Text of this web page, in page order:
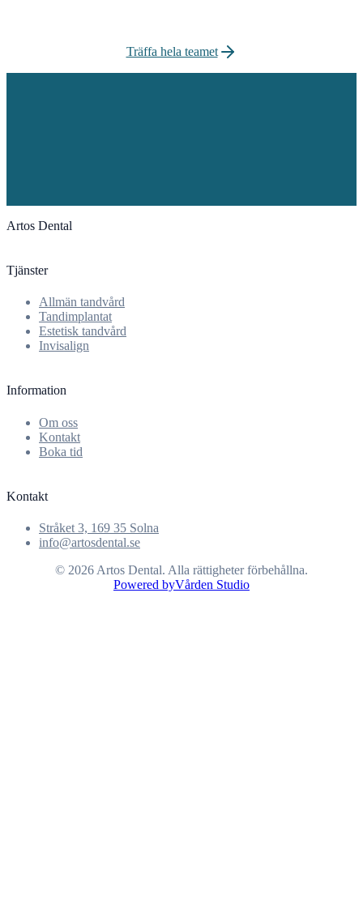
Träffa hela teamet
Artos Dental
Tjänster
Allmän tandvård
Tandimplantat
Estetisk tandvård
Invisalign
Information
Om oss
Kontakt
Boka tid
Kontakt
Stråket 3, 169 35 Solna
info@artosdental.se
© 2026 Artos Dental. Alla rättigheter förbehållna.
Powered byVården Studio